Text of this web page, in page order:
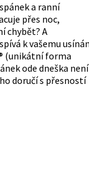
a ranní
přes noc,
chybět? A
k vašemu
(unikátní forma
ode dneška není
doručí s přesností